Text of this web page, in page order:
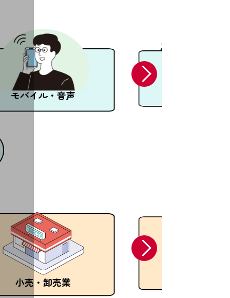
モバイル・音声
小売・卸売業